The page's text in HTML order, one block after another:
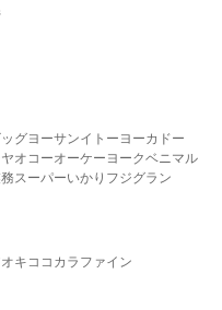
ッグヨーサンイトーヨーカドー
ヤオコーオーケー ヨークベニマル
スーパーいかり フジグラン
キ ココカラファイン